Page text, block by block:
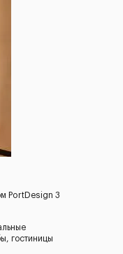
PortDesign 3
гостиницы